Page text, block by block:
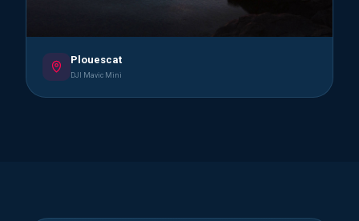
Plouescat
DJI Mavic Mini